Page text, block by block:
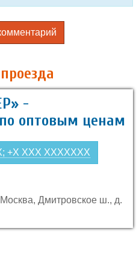
-
оптовым ценам
+X XXX XXXXXXX
Дмитровское ш., д.